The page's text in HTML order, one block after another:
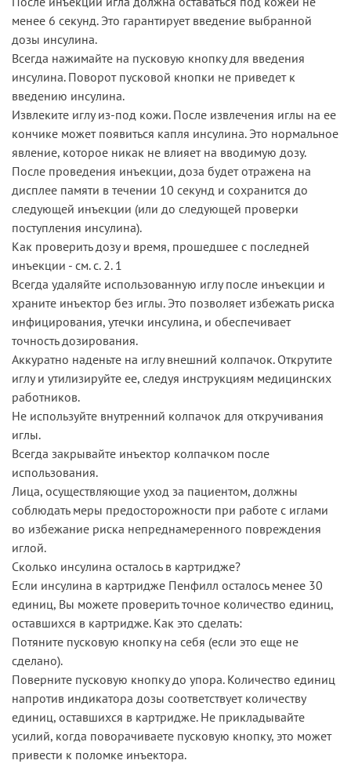
менее 6 секунд. Это гарантирует введение выбранной
дозы инсулина.
Всегда нажимайте на пусковую кнопку для введения
инсулина. Поворот пусковой кнопки не приведет к
введению инсулина.
Извлеките иглу из-под кожи. После извлечения иглы на ее
кончике может появиться капля инсулина. Это нормальное
явление, которое никак не влияет на вводимую дозу.
После проведения инъекции, доза будет отражена на
дисплее памяти в течении 10 секунд и сохранится до
следующей инъекции (или до следующей проверки
поступления инсулина).
Как проверить дозу и время, прошедшее с последней
инъекции - см. с. 2. 1
Всегда удаляйте использованную иглу после инъекции и
храните инъектор без иглы. Это позволяет избежать риска
инфицирования, утечки инсулина, и обеспечивает
точность дозирования.
Аккуратно наденьте на иглу внешний колпачок. Открутите
иглу и утилизируйте ее, следуя инструкциям медицинских
работников.
Не используйте внутренний колпачок для откручивания
иглы.
Всегда закрывайте инъектор колпачком после
использования.
Лица, осуществляющие уход за пациентом, должны
соблюдать меры предосторожности при работе с иглами
во избежание риска непреднамеренного повреждения
иглой.
Сколько инсулина осталось в картридже?
Если инсулина в картридже Пенфилл осталось менее 30
единиц, Вы можете проверить точное количество единиц,
оставшихся в картридже. Как это сделать:
Потяните пусковую кнопку на себя (если это еще не
сделано).
Поверните пусковую кнопку до упора. Количество единиц
напротив индикатора дозы соответствует количеству
единиц, оставшихся в картридже. Не прикладывайте
усилий, когда поворачиваете пусковую кнопку, это может
привести к поломке инъектора.